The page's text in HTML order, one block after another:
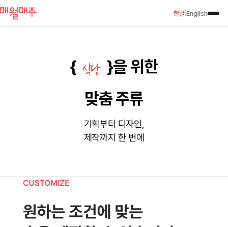
한글 English
{ 식당 }을 위한
맞춤 주류
기획부터 디자인,
제작까지 한 번에